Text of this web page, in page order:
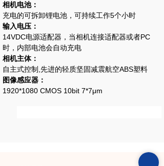
相机电池：
充电的可拆卸锂电池，可持续工作5个小时
输入电压：
14VDC电源适配器，当相机连接适配器或者PC
时，内部电池会自动充电
相机主体：
自主式控制,先进的轻质坚固减震航空ABS塑料
图像感应器：
1920*1080 CMOS 10bit 7*7μm